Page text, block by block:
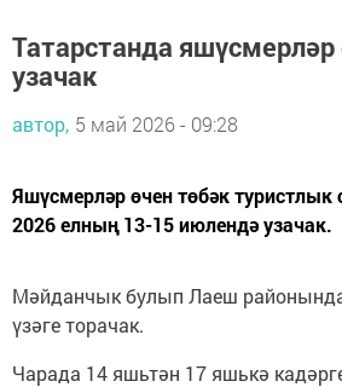
Татарстанда яшүсмерләр
узачак
автор, 5 май 2026 - 09:28
Яшүсмерләр өчен төбәк туристлык
2026 елның 13-15 июлендә узачак.
Мәйданчык булып Лаеш
үзәге торачак.
Чарада 14 яшьтән 17 яшькә